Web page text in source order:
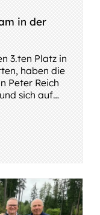
in der
3.ten Platz in
haben die
Peter Reich
sich auf